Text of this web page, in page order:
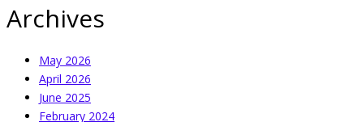
Archives
May 2026
April 2026
June 2025
February 2024